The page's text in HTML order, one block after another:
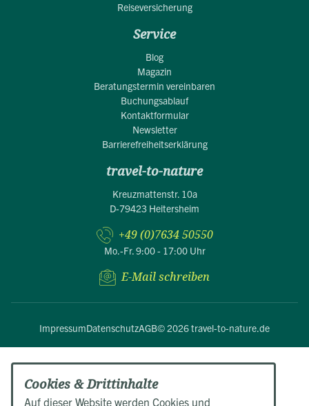
Reiseversicherung
Service
Blog
Magazin
Beratungstermin vereinbaren
Buchungsablauf
Kontaktformular
Newsletter
Barrierefreiheitserklärung
travel-to-nature
Kreuzmattenstr. 10a
D-79423 Heitersheim
+49 (0)7634 50550
Mo.-Fr. 9:00 - 17:00 Uhr
E-Mail schreiben
ImpressumDatenschutzAGB© 2026 travel-to-nature.de
Cookies & Drittinhalte
Auf dieser Website werden Cookies und